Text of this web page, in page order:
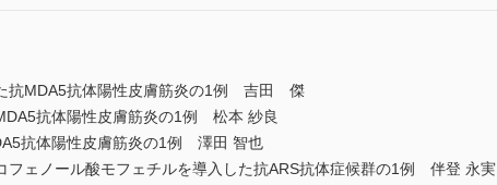
抗MDA5抗体陽性皮膚筋炎の1例 吉田 傑
抗体陽性皮膚筋炎の1例 松本 紗良
抗体陽性皮膚筋炎の1例 澤田 智也
フェノール酸モフェチルを導入した抗ARS抗体症候群の1例 伴登 永実